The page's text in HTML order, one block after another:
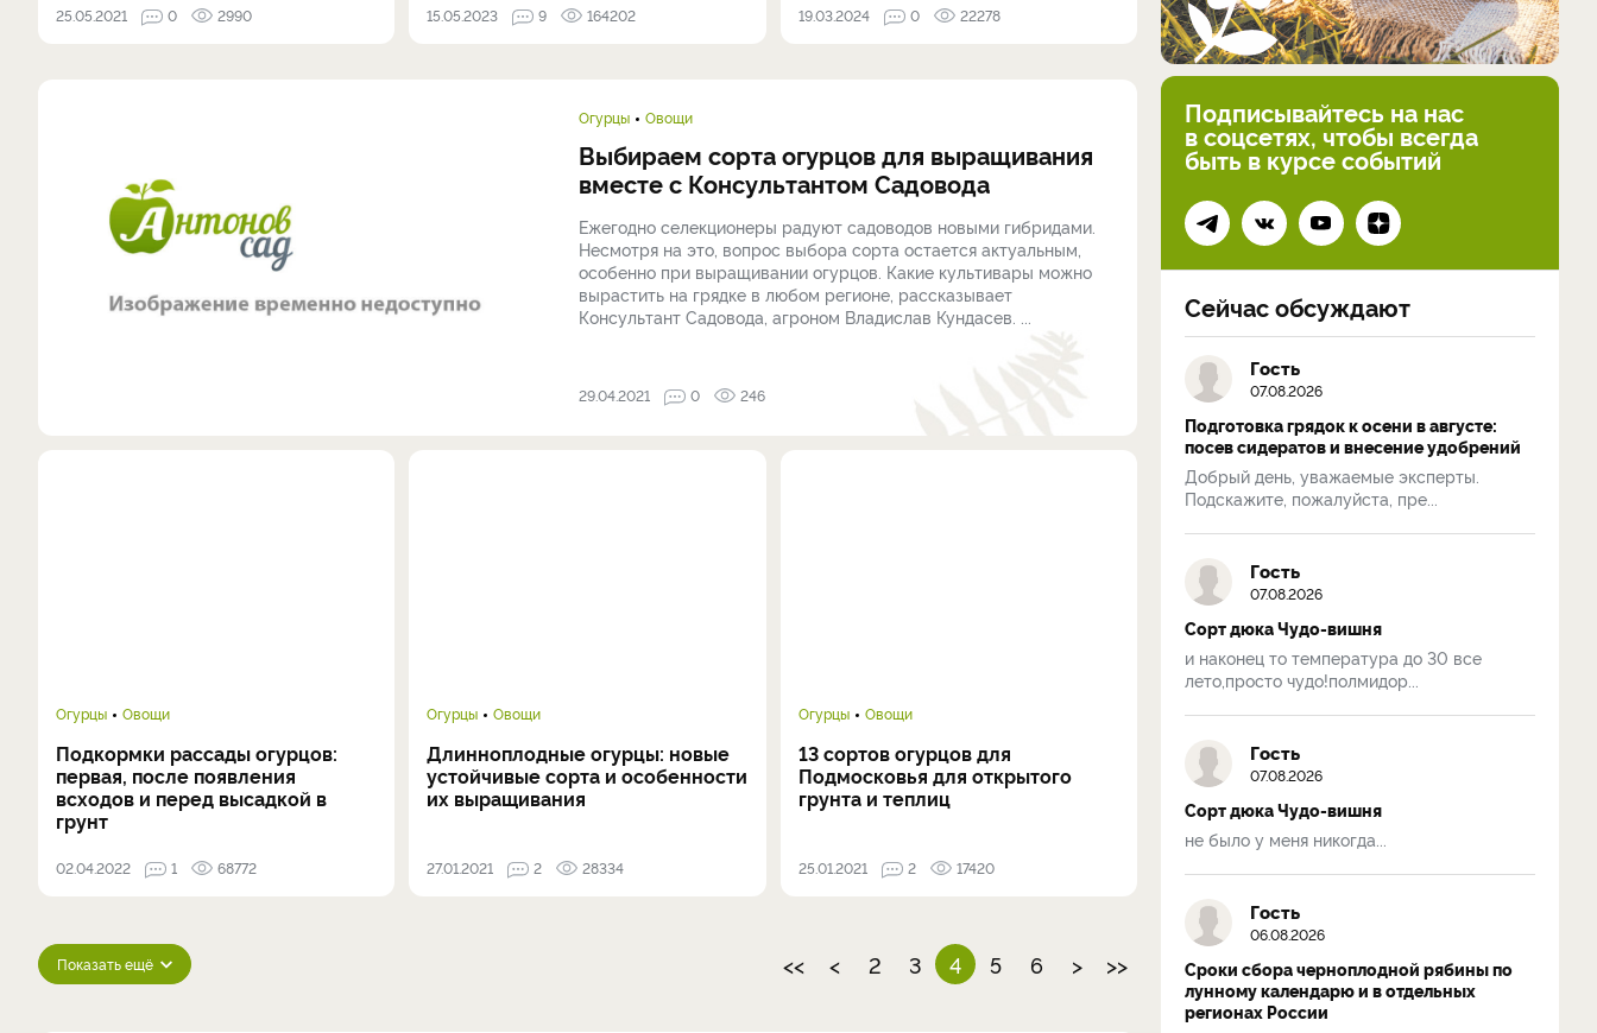
25.05.2021 0 2990 15.05.2023 9 164202 19.03.2024 0 22278
Огурцы Овощи
Выбираем сорта огурцов для выращивания
вместе с Консультантом Садовода
Ежегодно селекционеры радуют садоводов новыми гибридами.
Несмотря на это, вопрос выбора сорта остается актуальным,
особенно при выращивании огурцов. Какие культивары можно
вырастить на грядке в любом регионе, рассказывает
Консультант Садовода, агроном Владислав Кундасев. ...
29.04.2021 0 246
Огурцы Овощи
Подкормки рассады огурцов:
первая, после появления
всходов и перед высадкой в
грунт
02.04.2022 1 68772
Огурцы Овощи
Длинноплодные огурцы: новые
устойчивые сорта и особенности
их выращивания
27.01.2021 2 28334
Огурцы Овощи
13 сортов огурцов для
Подмосковья для открытого
грунта и теплиц
25.01.2021 2 17420
Показать ещё << < 2 3 4 5 6 > >>
Подписывайтесь на нас
в соцсетях, чтобы всегда
быть в курсе событий
Сейчас обсуждают
Гость
07.08.2026
Подготовка грядок к осени в августе:
посев сидератов и внесение удобрений
Добрый день, уважаемые эксперты.
Подскажите, пожалуйста, пре...
Гость
07.08.2026
Сорт дюка Чудо-вишня
и наконец то температура до 30 все
лето,просто чудо!полмидор...
Гость
07.08.2026
Сорт дюка Чудо-вишня
не было у меня никогда...
Гость
06.08.2026
Сроки сбора черноплодной рябины по
лунному календарю и в отдельных
регионах России